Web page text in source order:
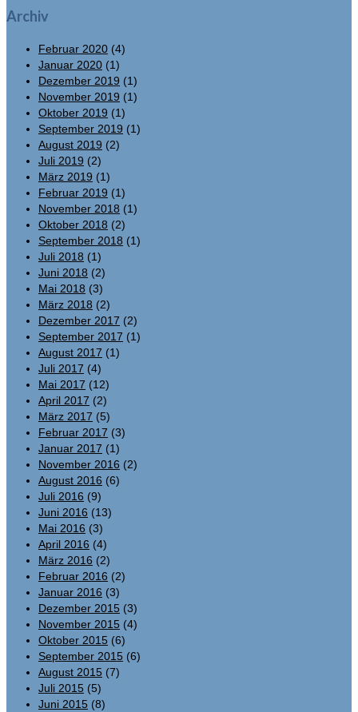
Archiv
Februar 2020 (4)
Januar 2020 (1)
Dezember 2019 (1)
November 2019 (1)
Oktober 2019 (1)
September 2019 (1)
August 2019 (2)
Juli 2019 (2)
März 2019 (1)
Februar 2019 (1)
November 2018 (1)
Oktober 2018 (2)
September 2018 (1)
Juli 2018 (1)
Juni 2018 (2)
Mai 2018 (3)
März 2018 (2)
Dezember 2017 (2)
September 2017 (1)
August 2017 (1)
Juli 2017 (4)
Mai 2017 (12)
April 2017 (2)
März 2017 (5)
Februar 2017 (3)
Januar 2017 (1)
November 2016 (2)
August 2016 (6)
Juli 2016 (9)
Juni 2016 (13)
Mai 2016 (3)
April 2016 (4)
März 2016 (2)
Februar 2016 (2)
Januar 2016 (3)
Dezember 2015 (3)
November 2015 (4)
Oktober 2015 (6)
September 2015 (6)
August 2015 (7)
Juli 2015 (5)
Juni 2015 (8)